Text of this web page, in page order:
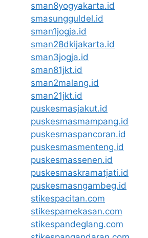
sman8yogyakarta.id
smasungguldel.id
sman1jogja.id
sman28dkijakarta.id
sman3jogja.id
sman81jkt.id
sman2malang.id
sman21jkt.id
puskesmasjakut.id
puskesmasmampang.id
puskesmaspancoran.id
puskesmasmenteng.id
puskesmassenen.id
puskesmaskramatjati.id
puskesmasngambeg.id
stikespacitan.com
stikespamekasan.com
stikespandeglang.com